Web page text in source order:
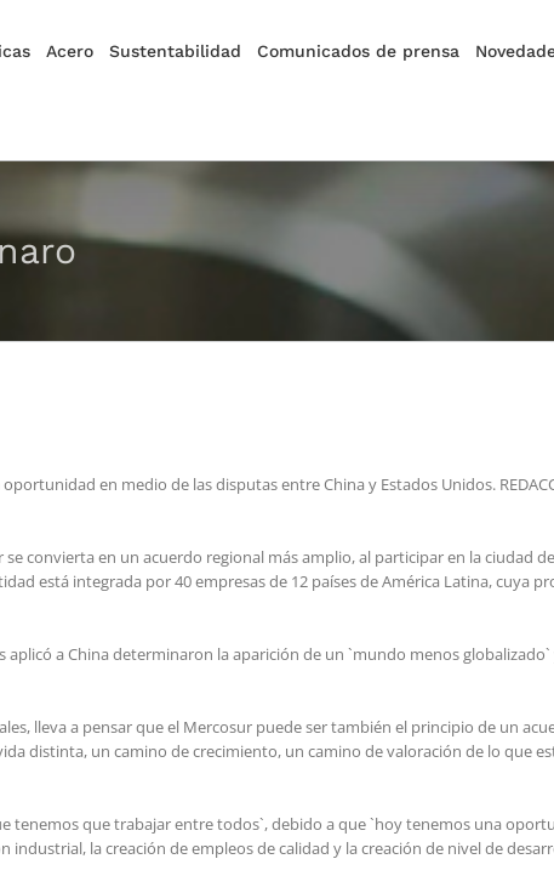
Acero Sustentabilidad Comunicados de prensa
en medio de las disputas entre China y Estados Unidos.
convierta en un acuerdo regional más amplio, al participar en la ciudad
está integrada por 40 empresas de 12 países de América Latina, cuya
a China determinaron la aparición de un `mundo menos
lleva a pensar que el Mercosur puede ser también el principio de un
distinta, un camino de crecimiento, un camino de valoración de lo que
tenemos que trabajar entre todos`, debido a que `hoy tenemos una
la creación de empleos de calidad y la creación de nivel de